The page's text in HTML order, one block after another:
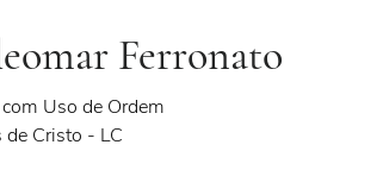
Ferronato
Uso de Ordem
de Cristo - LC